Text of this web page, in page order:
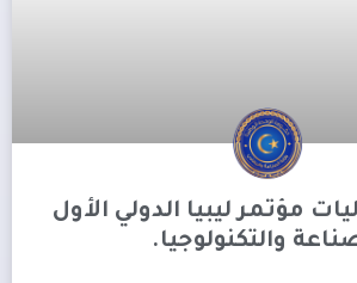
مؤتمر ليبيا الدولي الأول
والتكنولوجيا.